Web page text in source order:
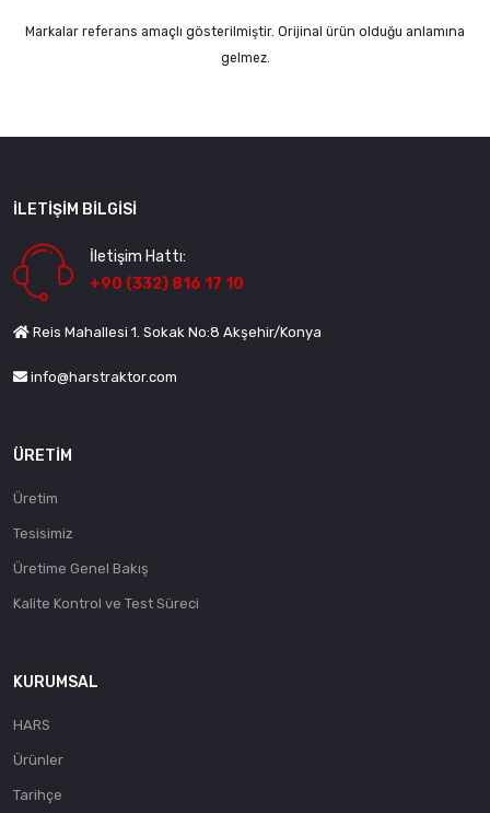
Markalar referans amaçlı gösterilmiştir. Orijinal ürün olduğu anlamına
gelmez.
İLETIŞIM BILGISI
İletişim Hattı:
+90 (332) 816 17 10
Reis Mahallesi 1. Sokak No:8 Akşehir/Konya
info@harstraktor.com
ÜRETIM
Üretim
Tesisimiz
Üretime Genel Bakış
Kalite Kontrol ve Test Süreci
KURUMSAL
HARS
Ürünler
Tarihçe